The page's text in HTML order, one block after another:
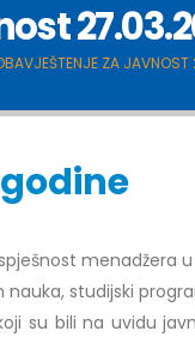
ZA
menadžera
studijski
su bili na uvidu
Obavještenje za
godine